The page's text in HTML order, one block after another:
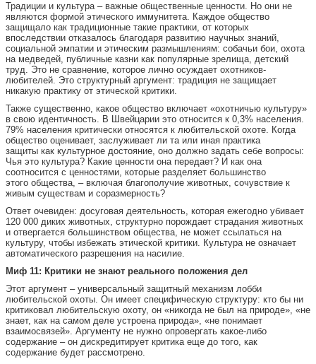
Традиции и культура – важные общественные ценности. Но они не
являются формой этического иммунитета. Каждое общество
защищало как традиционные такие практики, от которых
впоследствии отказалось благодаря развитию научных знаний,
социальной эмпатии и этическим размышлениям: собачьи бои, охота
на медведей, публичные казни как популярные зрелища, детский
труд. Это не сравнение, которое лично осуждает охотников-
любителей. Это структурный аргумент: традиция не защищает
никакую практику от этической критики.
Также существенно, какое общество включает «охотничью культуру»
в свою идентичность. В Швейцарии это относится к 0,3% населения.
79% населения критически относятся к любительской охоте. Когда
общество оценивает, заслуживает ли та или иная практика
защиты как культурное достояние, оно должно задать себе вопросы:
Чья это культура? Какие ценности она передает? И как она
соотносится с ценностями, которые разделяет большинство
этого общества, – включая благополучие животных, сочувствие к
живым существам и соразмерность?
Ответ очевиден: досуговая деятельность, которая ежегодно убивает
120 000 диких животных, структурно порождает страдания животных
и отвергается большинством общества, не может ссылаться на
культуру, чтобы избежать этической критики. Культура не означает
автоматического разрешения на насилие.
Миф 11: Критики не знают реального положения дел
Этот аргумент – универсальный защитный механизм лобби
любительской охоты. Он имеет специфическую структуру: кто бы ни
критиковал любительскую охоту, он «никогда не был на природе», «не
знает, как на самом деле устроена природа», «не понимает
взаимосвязей». Аргументу не нужно опровергать какое-либо
содержание – он дискредитирует критика еще до того, как
содержание будет рассмотрено.